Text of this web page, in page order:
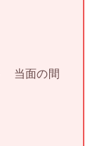
面の間